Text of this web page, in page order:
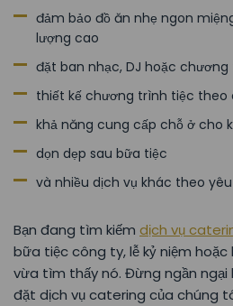
đảm bảo đồ ăn nhẹ ngon
lượng cao
đặt ban nhạc, DJ hoặc
thiết kế chương trình tiệc theo
khả năng cung cấp chỗ ở cho
dọn dẹp sau bữa tiệc
và nhiều dịch vụ khác theo
Bạn đang tìm kiếm dịch vụ
bữa tiệc công ty, lễ kỷ niệm
vừa tìm thấy nó. Đừng ngần ngại
đặt dịch vụ catering của chúng